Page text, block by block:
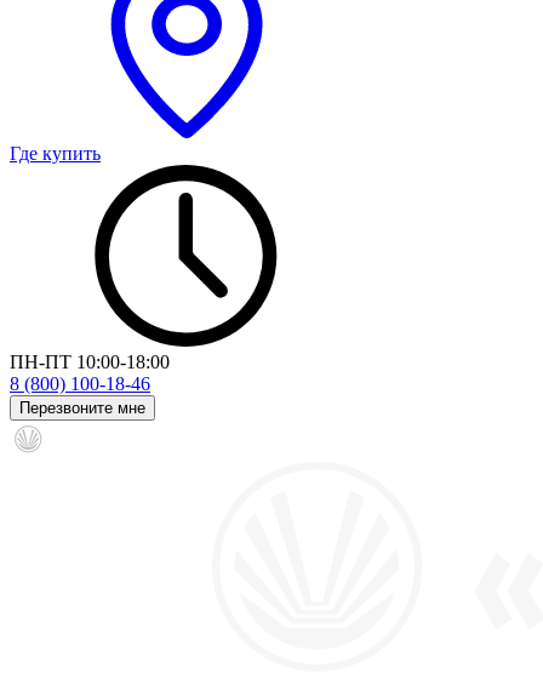
Где купить
ПН-ПТ 10:00-18:00
8 (800) 100-18-46
Перезвоните мне